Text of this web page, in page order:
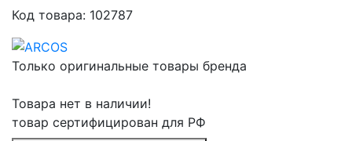
Код товара: 102787
Только оригинальные товары бренда
Товара нет в наличии!
товар сертифицирован для РФ